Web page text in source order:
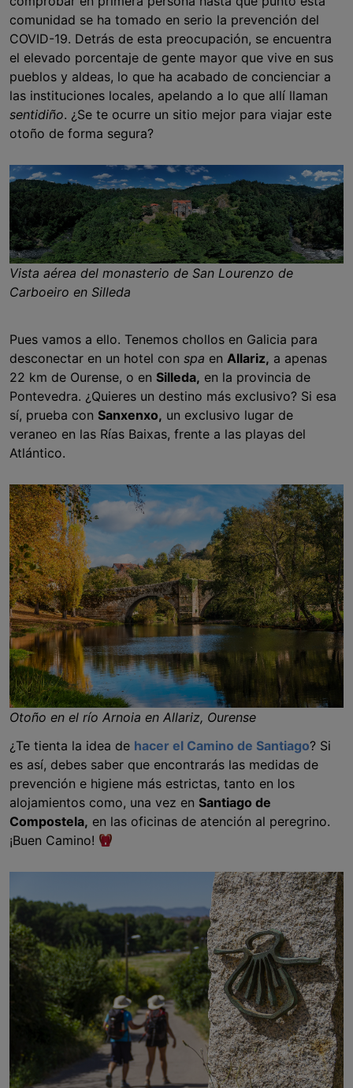
comunidad se ha tomado en serio la prevención del
COVID-19. Detrás de esta preocupación, se encuentra
el elevado porcentaje de gente mayor que vive en sus
pueblos y aldeas, lo que ha acabado de concienciar a
las instituciones locales, apelando a lo que allí llaman
sentidiño. ¿Se te ocurre un sitio mejor para viajar este
otoño de forma segura?
Vista aérea del monasterio de San Lourenzo de
Carboeiro en Silleda
Pues vamos a ello. Tenemos chollos en Galicia para
desconectar en un hotel con spa en Allariz, a apenas
22 km de Ourense, o en Silleda, en la provincia de
Pontevedra. ¿Quieres un destino más exclusivo? Si esa
sí, prueba con Sanxenxo, un exclusivo lugar de
veraneo en las Rías Baixas, frente a las playas del
Atlántico.
Otoño en el río Arnoia en Allariz, Ourense
¿Te tienta la idea de hacer el Camino de Santiago? Si
es así, debes saber que encontrarás las medidas de
prevención e higiene más estrictas, tanto en los
alojamientos como, una vez en Santiago de
Compostela, en las oficinas de atención al peregrino.
¡Buen Camino!